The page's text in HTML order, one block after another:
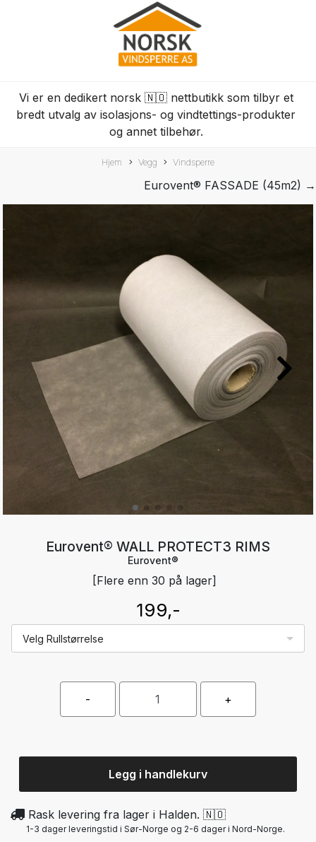
Vi er en dedikert norsk 🇳🇴 nettbutikk som tilbyr et
bredt utvalg av isolasjons- og vindtettings-produkter
og annet tilbehør.
Hjem Vegg Vindsperre
Eurovent® FASSADE (45m2) →
Eurovent® WALL PROTECT3 RIMS
Eurovent®
[Flere enn 30 på lager]
199,-
Velg Rullstørrelse
Legg i handlekurv
Rask levering fra lager i Halden. 🇳🇴
1-3 dager leveringstid i Sør-Norge og 2-6 dager i Nord-Norge.